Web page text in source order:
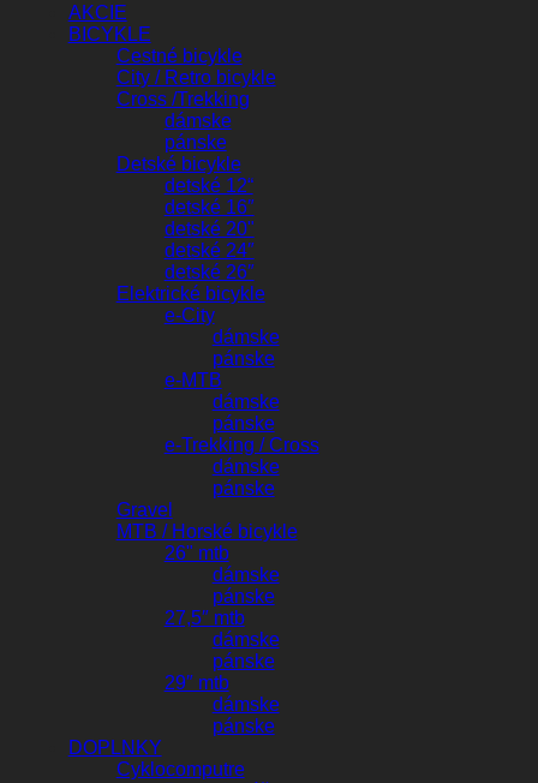
AKCIE
BICYKLE
Cestné bicykle
City / Retro bicykle
Cross /Trekking
dámske
pánske
Detské bicykle
detské 12“
detské 16″
detské 20"
detské 24″
detské 26″
Elektrické bicykle
e-City
dámske
pánske
e-MTB
dámske
pánske
e-Trekking / Cross
dámske
pánske
Gravel
MTB / Horské bicykle
26" mtb
dámske
pánske
27,5″ mtb
dámske
pánske
29″ mtb
dámske
pánske
DOPLNKY
Cyklocomputre